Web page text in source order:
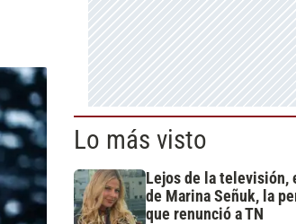
Lo más visto
Lejos de la televisión,
de Marina Señuk, la
que renunció a TN